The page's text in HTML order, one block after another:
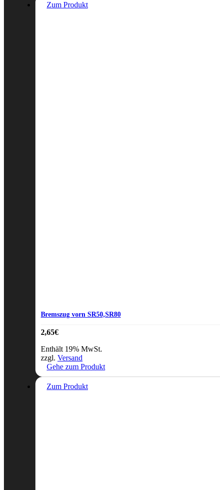
Zum Produkt
Bremszug vorn SR50,SR80
2,65€
Enthält 19% MwSt.
zzgl. Versand
Gehe zum Produkt
Zum Produkt